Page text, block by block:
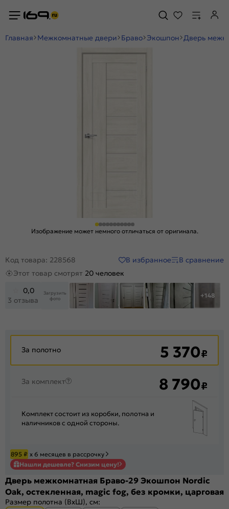
Главная Межкомнатные двери Браво Экошпон Дверь
Изображение может немного отличаться от оригинала.
Код товара: 228568 В избранное
В сравнение
Этот товар смотрят 20 человек
0,0
3 отзыва
Загрузить
фото
+148
За полотно 5 370₽
За комплект 8 790₽
Комплект состоит из коробки, полотна и
наличников с одной стороны.
895 ₽ х 6 месяцев в рассрочку
Нашли дешевле? Снизим цену!
Дверь межкомнатная Браво-29 Экошпон Nordic
Oak, остекленная, magic fog, без кромки, царговая
Размер полотна (ВхШ), см: